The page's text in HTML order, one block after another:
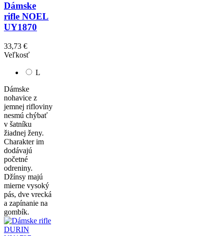
Dámske
rifle NOEL
UY1870
33,73 €
Veľkosť
L
Dámske
nohavice z
jemnej rifloviny
nesmú chýbať
v šatníku
žiadnej ženy.
Charakter im
dodávajú
početné
odreniny.
Džínsy majú
mierne vysoký
pás, dve vrecká
a zapínanie na
gombík.